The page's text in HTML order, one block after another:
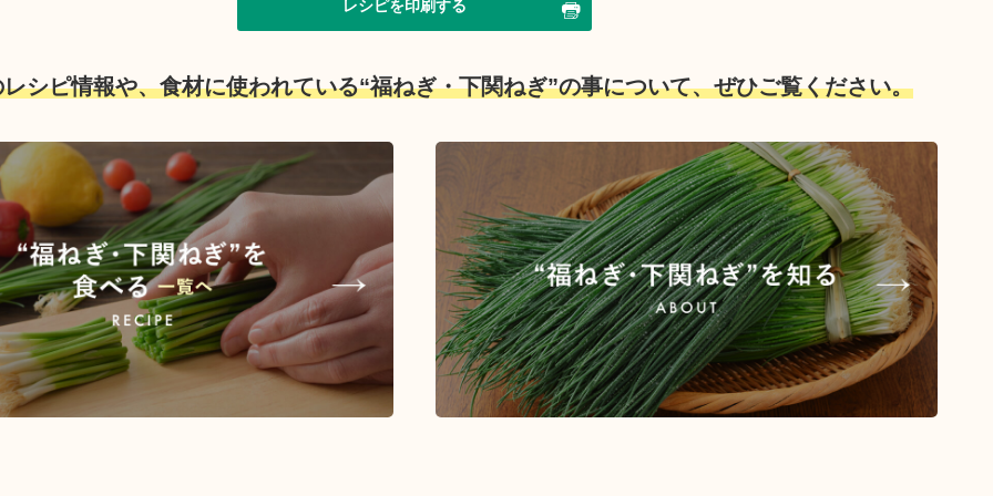
レシピを印刷する
シピ情報や、食材に使われている“福ねぎ・下関ねぎ”の事について、ぜひご覧ください。